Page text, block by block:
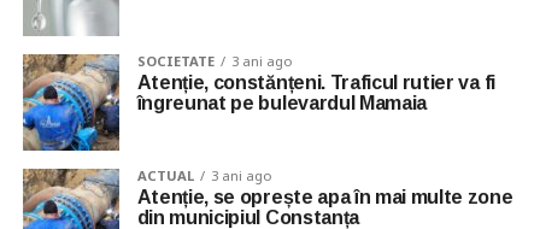
SOCIETATE 3 ani ago
Atenție, constănțeni. Traficul rutier va fi
îngreunat pe bulevardul Mamaia
ACTUAL 3 ani ago
Atenție, se oprește apa în mai multe zone
din municipiul Constanța